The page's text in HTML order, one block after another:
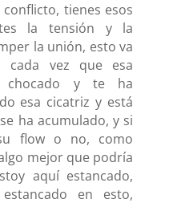
tienes esos
la tensión y la
la unión, esto va
cada vez que esa
chocado y te ha
esa cicatriz y está
ha acumulado, y si
flow o no, como
mejor que podría
aquí estancado,
en esto,